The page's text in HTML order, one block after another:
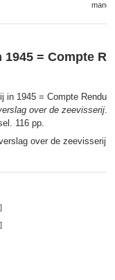
= Compte
in 1945 = Compte Rendu
over de zeevisserij.
116 pp.
over de zeevisserij.
]
]